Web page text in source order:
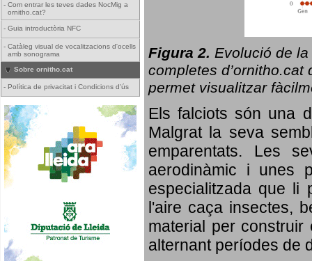
- Com entrar les teves dades NocMig a
ornitho.cat?
- Guia introductòria NFC
- Catàleg visual de vocalitzacions d'ocells
amb sonograma
Sobre ornitho.cat
- Política de privacitat i Condicions d'ús
Figura 2. Evolució de la
completes d’ornitho.cat
permet visualitzar
Els falciots són una
Malgrat la seva
emparentats. Les
aerodinàmic i unes
especialitzada que li
l'aire caça insectes,
material per
alternant períodes de